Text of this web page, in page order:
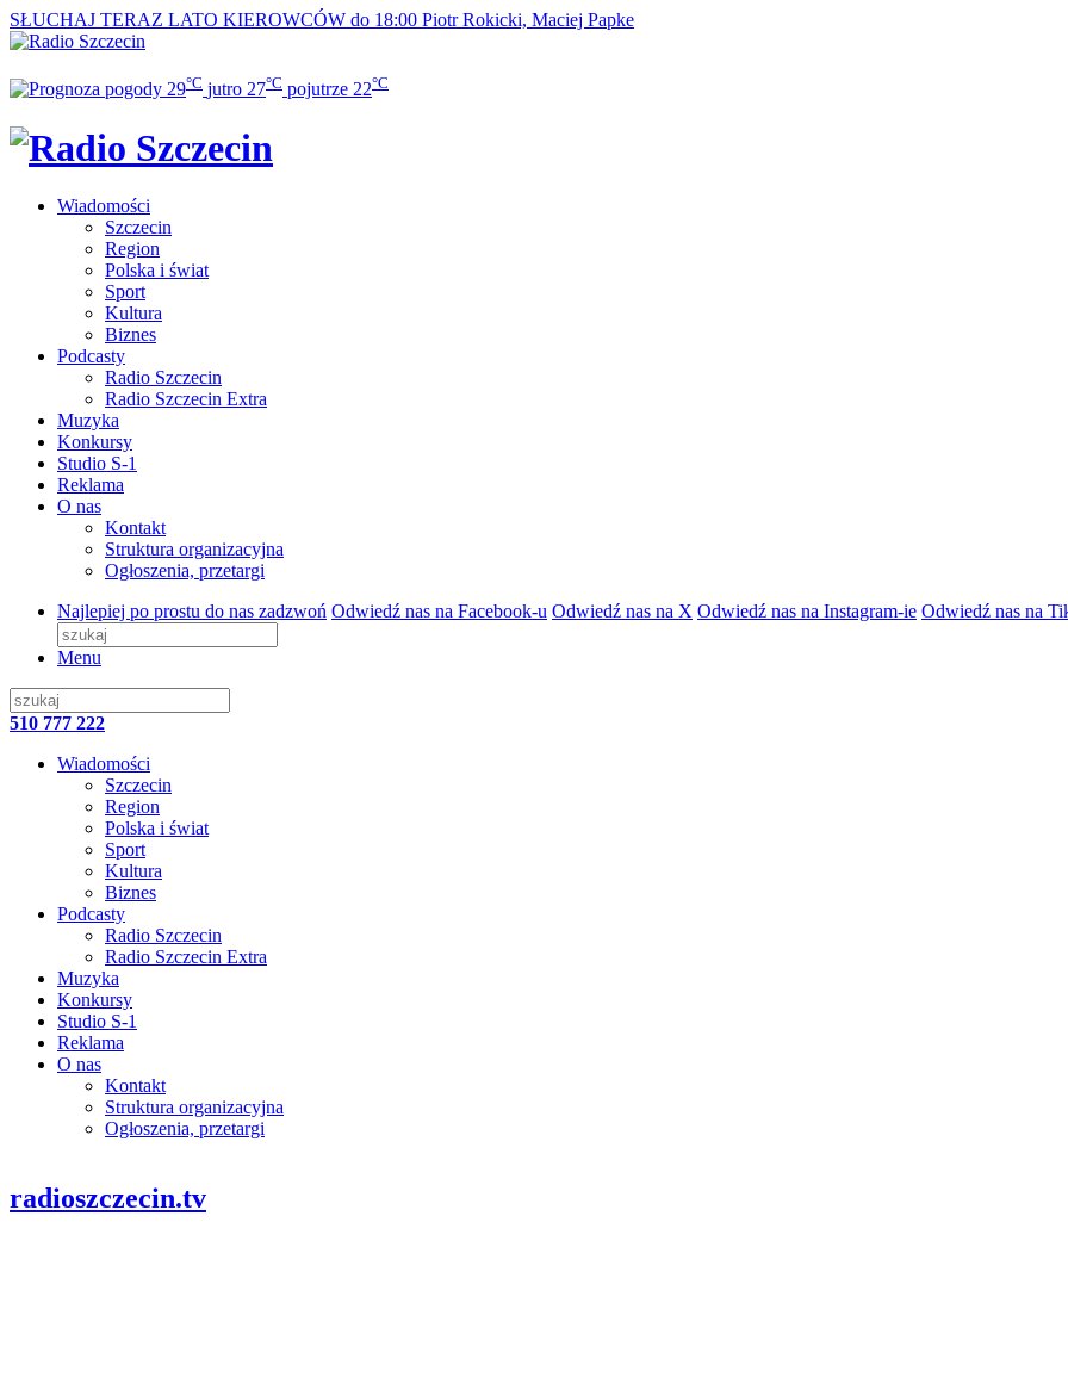
SŁUCHAJ TERAZ LATO KIEROWCÓW do 18:00 Piotr Rokicki, Maciej Papke
29°C jutro 27°C pojutrze 22°C
Wiadomości
Szczecin
Region
Polska i świat
Sport
Kultura
Biznes
Podcasty
Radio Szczecin
Radio Szczecin Extra
Muzyka
Konkursy
Studio S-1
Reklama
O nas
Kontakt
Struktura organizacyjna
Ogłoszenia, przetargi
Najlepiej po prostu do nas zadzwoń Odwiedź nas na Facebook-u Odwiedź nas na X Odwiedź nas na Instagram-ie Odwiedź nas na
Menu
510 777 222
Wiadomości
Szczecin
Region
Polska i świat
Sport
Kultura
Biznes
Podcasty
Radio Szczecin
Radio Szczecin Extra
Muzyka
Konkursy
Studio S-1
Reklama
O nas
Kontakt
Struktura organizacyjna
Ogłoszenia, przetargi
radioszczecin.tv